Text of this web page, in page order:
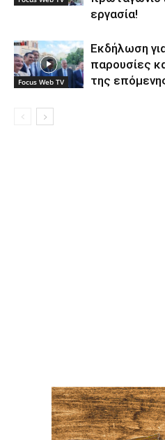
εργασία!
Focus Web TV
Εκδήλωση
παρουσίες
της